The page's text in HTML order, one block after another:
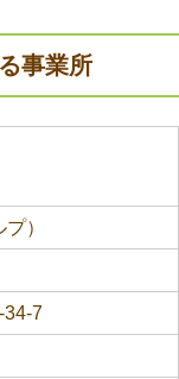
事業所
）
34-7